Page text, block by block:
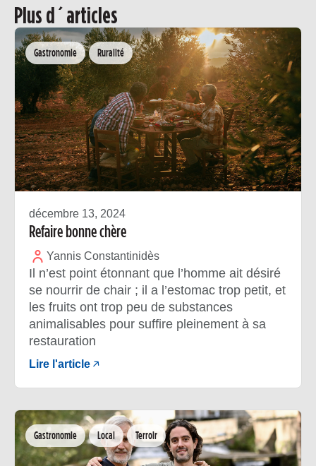
Plus d´articles
Gastronomie Ruralité
décembre 13, 2024
Refaire bonne chère
Yannis Constantinidès
Il n’est point étonnant que l’homme ait désiré
se nourrir de chair ; il a l’estomac trop petit, et
les fruits ont trop peu de substances
animalisables pour suffire pleinement à sa
restauration
Lire l'article
Gastronomie Local Terroir